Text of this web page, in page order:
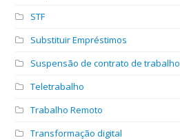
STF
Substituir Empréstimos
Suspensão de contrato de trabalho
Teletrabalho
Trabalho Remoto
Transformação digital